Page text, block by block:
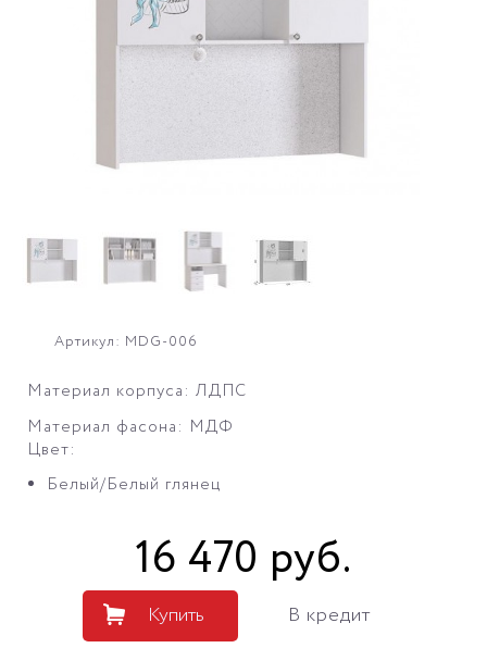
Артикул: MDG-006
Материал корпуса: ЛДПС
Материал фасона: МДФ
Цвет:
Белый/Белый глянец
16 470 руб.
Купить В кредит